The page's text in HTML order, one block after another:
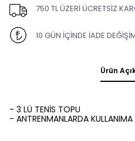
750 TL ÜZERİ ÜCRETSİZ
10 GÜN İÇİNDE İADE
Ürün
- 3 LÜ TENİS TOPU
- ANTRENMANLARDA